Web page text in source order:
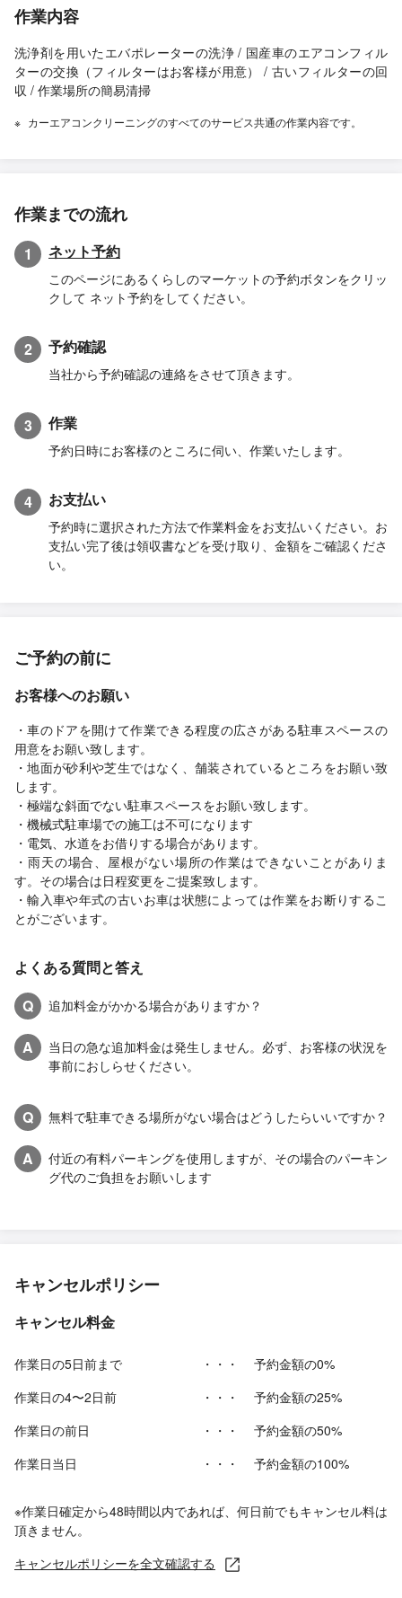
作業内容
洗浄剤を用いたエバポレーターの洗浄 / 国産車のエアコンフィル
ターの交換（フィルターはお客様が用意） / 古いフィルターの回
収 / 作業場所の簡易清掃
カーエアコンクリーニングのすべてのサービス共通の作業内容です。
作業までの流れ
1 ネット予約
このページにあるくらしのマーケットの予約ボタンをクリッ
クして ネット予約をしてください。
2 予約確認
当社から予約確認の連絡をさせて頂きます。
3 作業
予約日時にお客様のところに伺い、作業いたします。
4 お支払い
予約時に選択された方法で作業料金をお支払いください。お
支払い完了後は領収書などを受け取り、金額をご確認くださ
い。
ご予約の前に
お客様へのお願い
・車のドアを開けて作業できる程度の広さがある駐車スペースの
用意をお願い致します。
・地面が砂利や芝生ではなく、舗装されているところをお願い致
します。
・極端な斜面でない駐車スペースをお願い致します。
・機械式駐車場での施工は不可になります
・電気、水道をお借りする場合があります。
・雨天の場合、屋根がない場所の作業はできないことがありま
す。その場合は日程変更をご提案致します。
・輸入車や年式の古いお車は状態によっては作業をお断りするこ
とがございます。
よくある質問と答え
Q
追加料金がかかる場合がありますか？
A
当日の急な追加料金は発生しません。必ず、お客様の状況を
事前におしらせください。
Q 無料で駐車できる場所がない場合はどうしたらいいですか？
A
付近の有料パーキングを使用しますが、その場合のパーキン
グ代のご負担をお願いします
キャンセルポリシー
キャンセル料金
作業日の5日前まで ・・・
予約金額の0%
作業日の4〜2日前
・・・
予約金額の25%
作業日の前日
・・・
予約金額の50%
作業日当日
・・・ 予約金額の100%
※作業日確定から48時間以内であれば、何日前でもキャンセル料は
頂きません。
キャンセルポリシーを全文確認する